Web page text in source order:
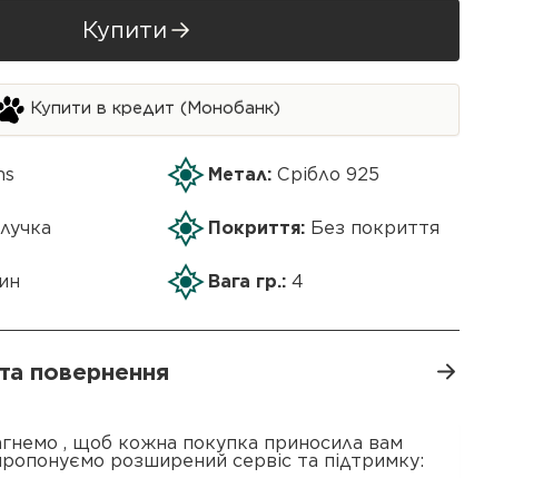
Купити
Купити в кредит (Монобанк)
Метал: Срібло 925
Покриття: Без покриття
Вага гр.: 4
повернення
, щоб кожна покупка приносила вам
розширений сервіс та підтримку: